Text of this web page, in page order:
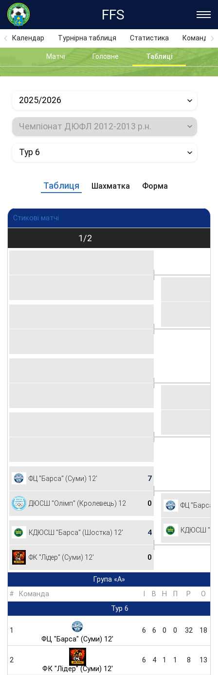
FFS
Календар Турнірна таблиця Статистика Команди
Матчі Головне Таблиці
2025/2026
Чемпіонат ДЮФЛ 2012-2013 р.н.
Тур 6
Таблиця Шахматка Форма
Стикові матчі
1/2
ФЦ "Барса" (Суми) 12' 7
ДЮСШ "Олімп" (Кролевець) 12' 0
КДЮСШ "Барса" (Шостка) 12' 4
ФК "Лідер" (Суми) 12' 0
ФЦ "Барса"
КДЮСШ
Група «А»
#
Команда I В Н П Р
O
Тур 6
1
ФЦ "Барса" (Суми) 12'
6 6 0 0 32 18
2
ФК "Лідер" (Суми) 12'
6 4 1 1 8 13